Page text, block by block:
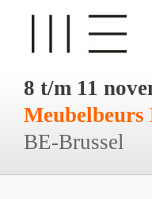
8 t/m 11
Meubelbeurs
BE-Brussel